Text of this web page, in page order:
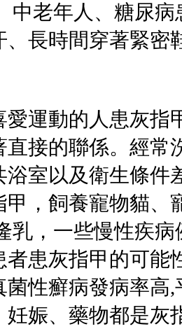
中老年人、糖尿
、長時間穿著緊密
愛運動的人患灰指
直接的聯係。經常
浴室以及衛生條件
甲，飼養寵物貓、
乳，一些慢性疾
者患灰指甲的可能
菌性癬病發病率高
妊娠、藥物都是灰